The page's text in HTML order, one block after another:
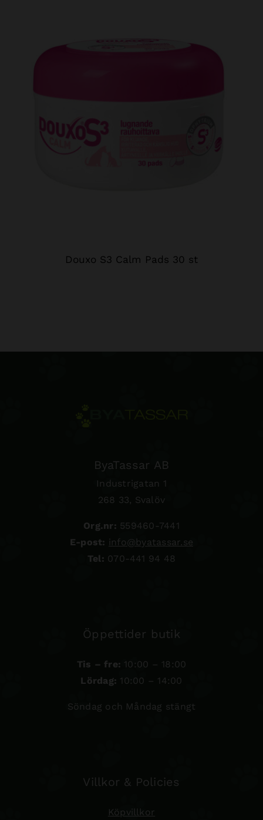
Douxo S3 Calm Pads 30 st
ByaTassar AB
Industrigatan 1
268 33, Svalöv
Org.nr: 559460-7441
E-post: info@byatassar.se
Tel: 070-441 94 48
Öppettider butik
Tis – fre: 10:00 – 18:00
Lördag: 10:00 – 14:00
Söndag och Måndag stängt
Villkor & Policies
Köpvillkor